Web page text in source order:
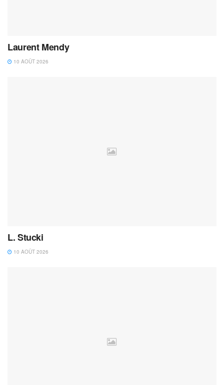
Laurent Mendy
10 AOÛT 2026
L. Stucki
10 AOÛT 2026